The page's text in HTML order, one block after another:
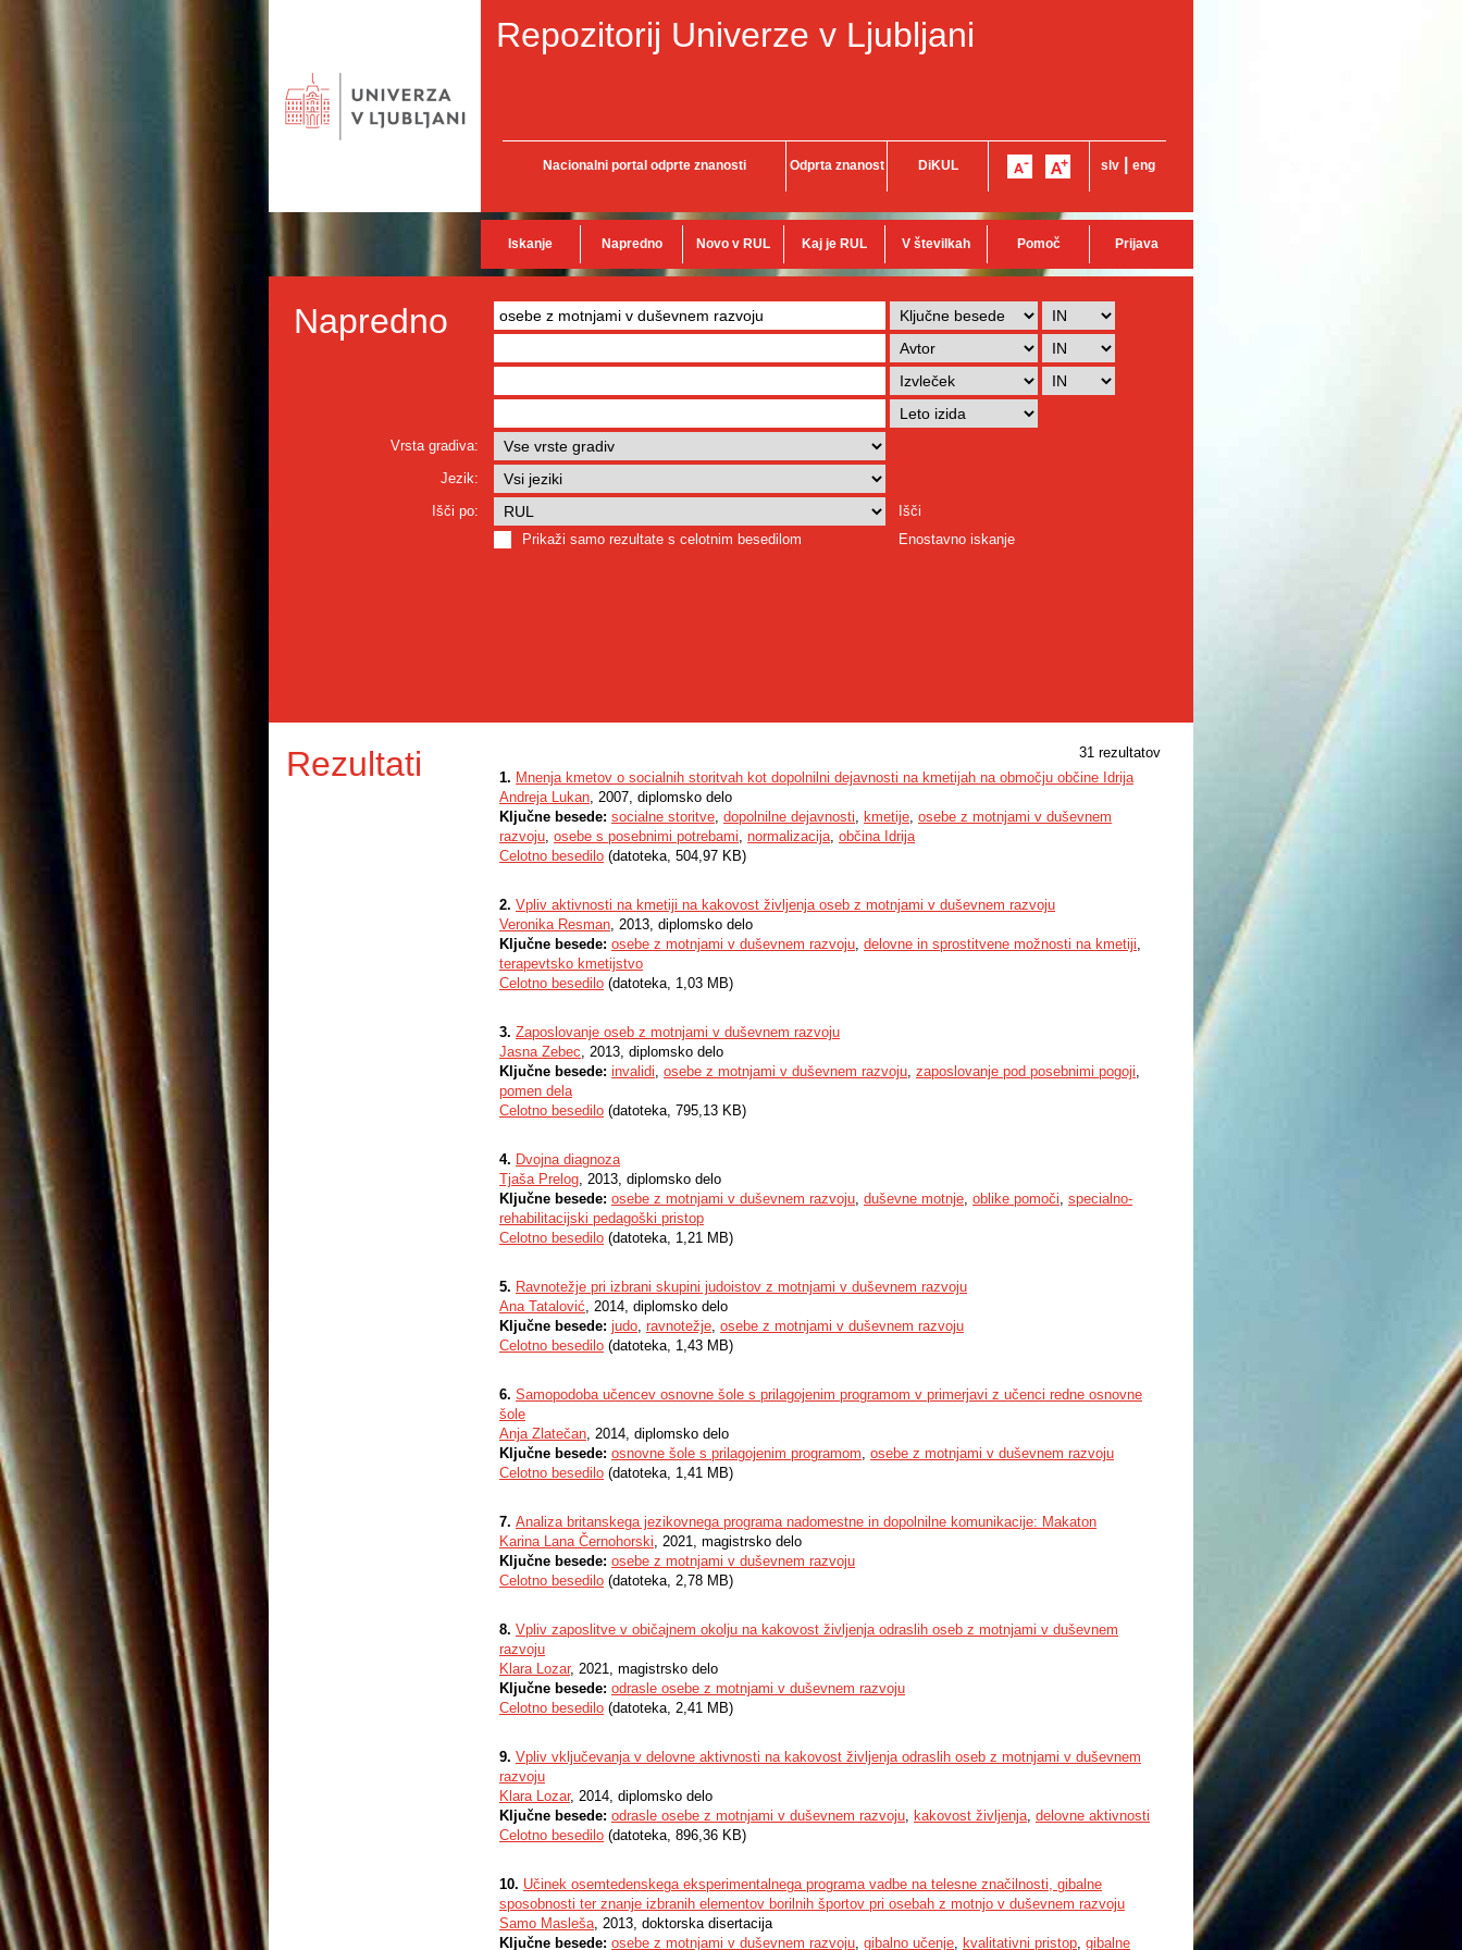
Repozitorij Univerze v Ljubljani
Nacionalni portal odprte znanosti Odprta znanost DiKUL slv eng
Iskanje Napredno Novo v RUL Kaj je RUL V številkah Pomoč Prijava
Napredno
Vrsta gradiva:
Jezik:
Išči po:
Išči
Prikaži samo rezultate s celotnim besedilom
Enostavno iskanje
Rezultati
31 rezultatov
1. Mnenja kmetov o socialnih storitvah kot dopolnilni dejavnosti na kmetijah na območju občine Idrija
Andreja Lukan, 2007, diplomsko delo
Ključne besede: socialne storitve, dopolnilne dejavnosti, kmetije, osebe z motnjami v duševnem
razvoju, osebe s posebnimi potrebami, normalizacija, občina Idrija
Celotno besedilo (datoteka, 504,97 KB)
2. Vpliv aktivnosti na kmetiji na kakovost življenja oseb z motnjami v duševnem razvoju
Veronika Resman, 2013, diplomsko delo
Ključne besede: osebe z motnjami v duševnem razvoju, delovne in sprostitvene možnosti na kmetiji,
terapevtsko kmetijstvo
Celotno besedilo (datoteka, 1,03 MB)
3. Zaposlovanje oseb z motnjami v duševnem razvoju
Jasna Zebec, 2013, diplomsko delo
Ključne besede: invalidi, osebe z motnjami v duševnem razvoju, zaposlovanje pod posebnimi pogoji,
pomen dela
Celotno besedilo (datoteka, 795,13 KB)
4. Dvojna diagnoza
Tjaša Prelog, 2013, diplomsko delo
Ključne besede: osebe z motnjami v duševnem razvoju, duševne motnje, oblike pomoči, specialno-
rehabilitacijski pedagoški pristop
Celotno besedilo (datoteka, 1,21 MB)
5. Ravnotežje pri izbrani skupini judoistov z motnjami v duševnem razvoju
Ana Tatalović, 2014, diplomsko delo
Ključne besede: judo, ravnotežje, osebe z motnjami v duševnem razvoju
Celotno besedilo (datoteka, 1,43 MB)
6. Samopodoba učencev osnovne šole s prilagojenim programom v primerjavi z učenci redne osnovne
šole
Anja Zlatečan, 2014, diplomsko delo
Ključne besede: osnovne šole s prilagojenim programom, osebe z motnjami v duševnem razvoju
Celotno besedilo (datoteka, 1,41 MB)
7. Analiza britanskega jezikovnega programa nadomestne in dopolnilne komunikacije: Makaton
Karina Lana Černohorski, 2021, magistrsko delo
Ključne besede: osebe z motnjami v duševnem razvoju
Celotno besedilo (datoteka, 2,78 MB)
8. Vpliv zaposlitve v običajnem okolju na kakovost življenja odraslih oseb z motnjami v duševnem
razvoju
Klara Lozar, 2021, magistrsko delo
Ključne besede: odrasle osebe z motnjami v duševnem razvoju
Celotno besedilo (datoteka, 2,41 MB)
9. Vpliv vključevanja v delovne aktivnosti na kakovost življenja odraslih oseb z motnjami v duševnem
razvoju
Klara Lozar, 2014, diplomsko delo
Ključne besede: odrasle osebe z motnjami v duševnem razvoju, kakovost življenja, delovne aktivnosti
Celotno besedilo (datoteka, 896,36 KB)
10. Učinek osemtedenskega eksperimentalnega programa vadbe na telesne značilnosti, gibalne
sposobnosti ter znanje izbranih elementov borilnih športov pri osebah z motnjo v duševnem razvoju
Samo Masleša, 2013, doktorska disertacija
Ključne besede: osebe z motnjami v duševnem razvoju, gibalno učenje, kvalitativni pristop, gibalne